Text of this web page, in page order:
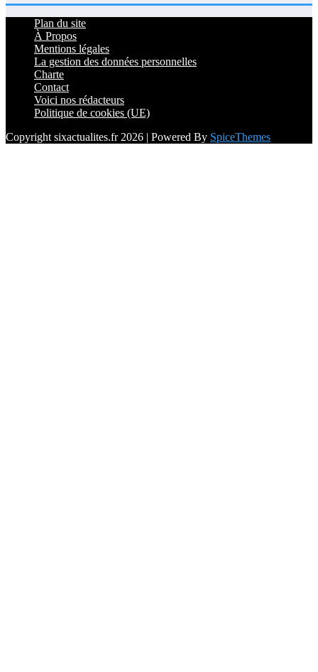
Plan du site
À Propos
Mentions légales
La gestion des données personnelles
Charte
Contact
Voici nos rédacteurs
Politique de cookies (UE)
Copyright sixactualites.fr 2026 | Powered By SpiceThemes